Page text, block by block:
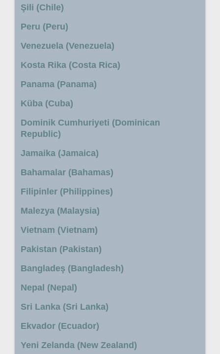
Şili (Chile)
Peru (Peru)
Venezuela (Venezuela)
Kosta Rika (Costa Rica)
Panama (Panama)
Küba (Cuba)
Dominik Cumhuriyeti (Dominican
Republic)
Jamaika (Jamaica)
Bahamalar (Bahamas)
Filipinler (Philippines)
Malezya (Malaysia)
Vietnam (Vietnam)
Pakistan (Pakistan)
Bangladeş (Bangladesh)
Nepal (Nepal)
Sri Lanka (Sri Lanka)
Ekvador (Ecuador)
Yeni Zelanda (New Zealand)